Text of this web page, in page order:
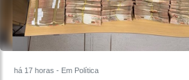
há 17 horas - Em Política